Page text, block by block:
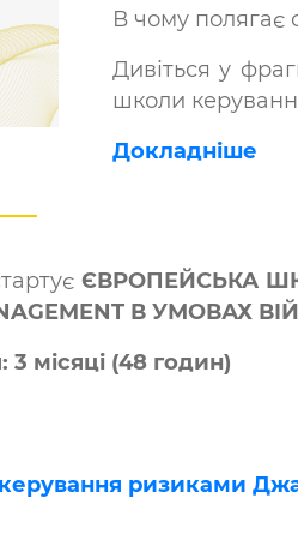
В чому полягає
Дивіться у
школи
Докладніше
ЄВРОПЕЙСЬКА
В УМОВАХ
3 місяці (48 годин)
ризиками